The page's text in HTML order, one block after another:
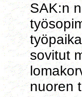
SAK:n
sovitut
nuoren